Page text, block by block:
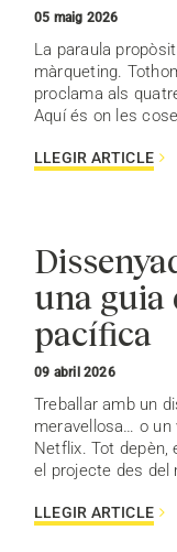
05 maig 2026
La paraula
màrqueting.
proclama als
Aquí és on les
LLEGIR ARTICLE
una guia
pacífica
09 abril 2026
Treballar amb un
meravellosa… o un
Netflix. Tot depèn,
el projecte des del
LLEGIR ARTICLE